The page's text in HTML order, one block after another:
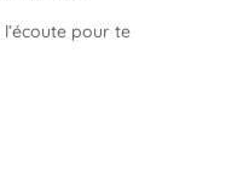
pour te